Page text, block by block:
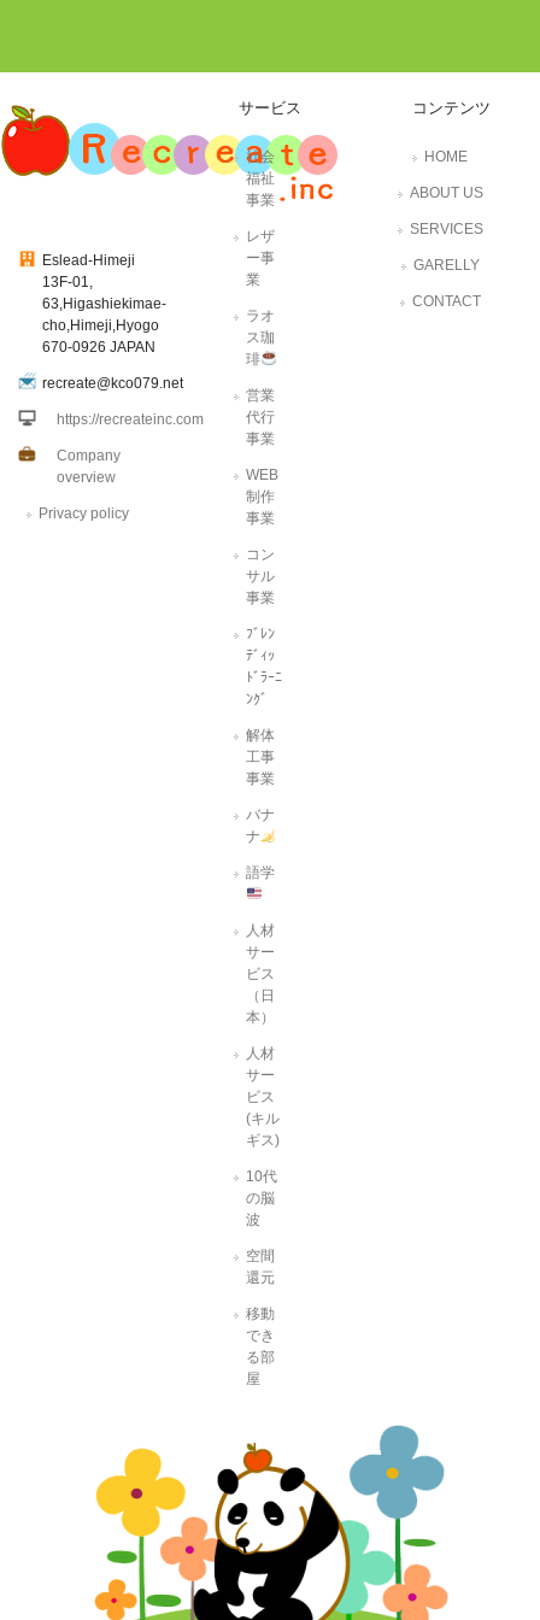
Eslead-Himeji
13F-01,
63,Higashiekimae-
cho,Himeji,Hyogo
670-0926 JAPAN
recreate@kco079.net
https://recreateinc.com
Company
overview
Privacy policy
サービス
社会
福祉
事業
レザ
ー事
業
ラオ
ス珈
琲
営業
代行
事業
WEB
制作
事業
コン
サル
事業
ﾌﾞﾚﾝ
ﾃﾞｨｯ
ﾄﾞﾗｰﾆ
ﾝｸﾞ
解体
工事
事業
バナ
ナ
語学
人材
サー
ビス
（日
本）
人材
サー
ビス
(キル
ギス)
10代
の脳
波
空間
還元
移動
でき
る部
屋
コンテンツ
HOME
ABOUT US
SERVICES
GARELLY
CONTACT